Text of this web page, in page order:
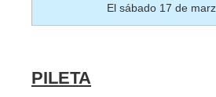
El sábado 17 de
PILETA